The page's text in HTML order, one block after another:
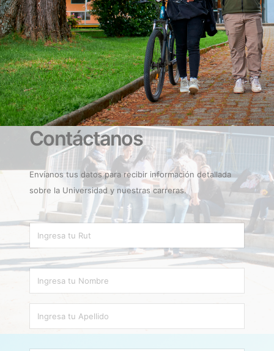
Contáctanos
Envíanos tus datos para recibir información detallada
sobre la Universidad y nuestras carreras.